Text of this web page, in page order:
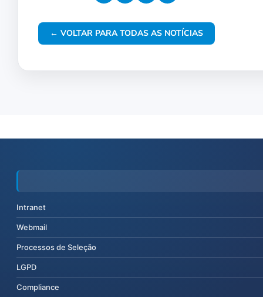
← VOLTAR PARA TODAS AS NOTÍCIAS
Intranet
Webmail
Processos de Seleção
LGPD
Compliance